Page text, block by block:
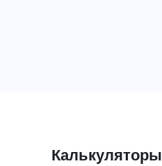
Калькуляторы